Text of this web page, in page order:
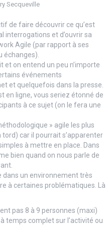
Secqueville
de faire découvrir ce qu’est
interrogations et d’ouvrir sa
Agile (par rapport à ses
échanges).
et on entend un peu n’importe
événements
et quelquefois dans la presse.
en ligne, vous seriez étonné de
à ce sujet (on le fera une
» agile les plus
car il pourrait s’apparenter
à mettre en place. Dans
bien quand on nous parle de
dans un environnement très
à certaines problématiques. Là
pas 8 à 9 personnes (maxi)
temps complet sur l’activité ou